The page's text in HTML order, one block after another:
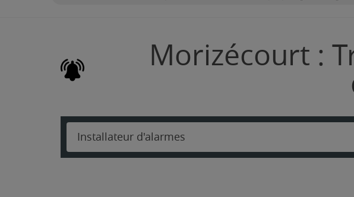
Morizécourt :
Installateur d'alarmes